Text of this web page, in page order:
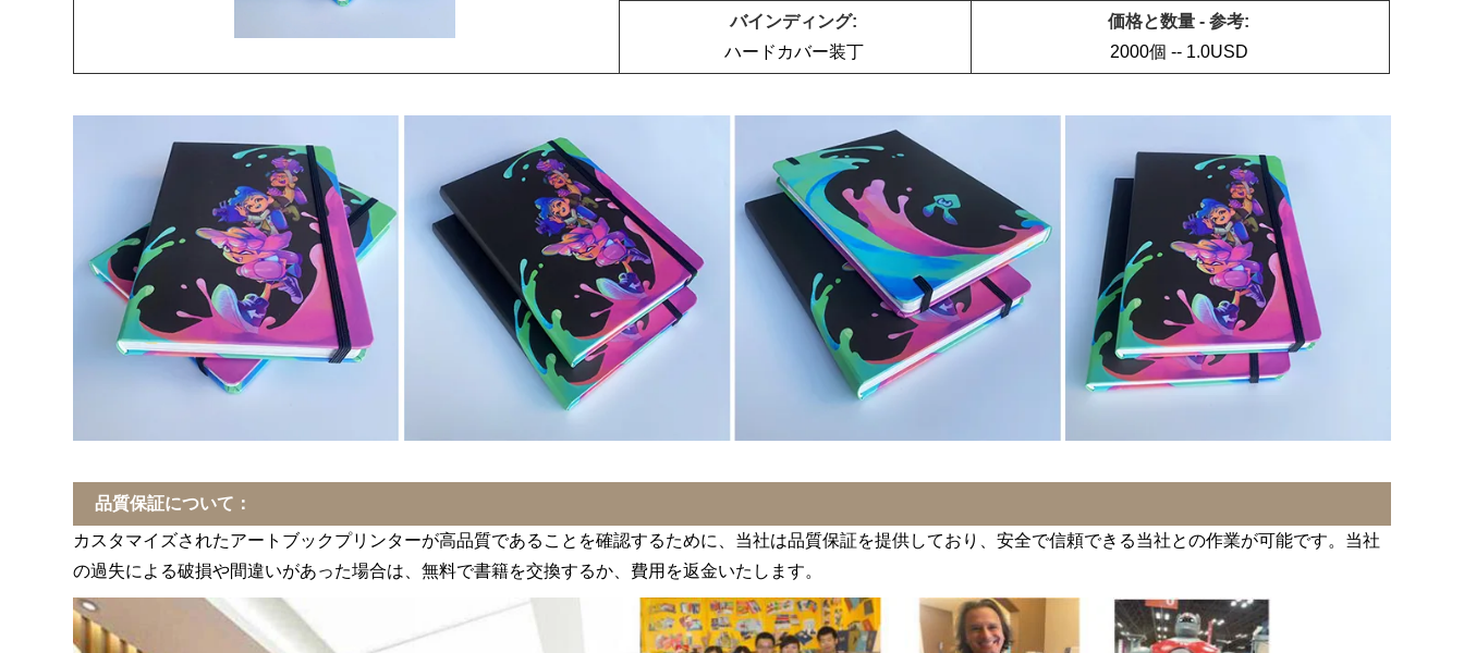
バインディング:
ハードカバー装丁
価格と数量 - 参考:
2000個 -- 1.0USD
品質保証について：
カスタマイズされたアートブックプリンターが高品質であることを確認するために、当社は品質保証を提供しており、安全で信頼できる当社との作業が可能です。当社
の過失による破損や間違いがあった場合は、無料で書籍を交換するか、費用を返金いたします。